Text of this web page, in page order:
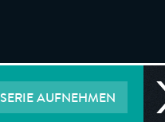
SERIE AUFNEHMEN